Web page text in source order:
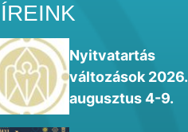
Nyitvatartás
változások 2026.
augusztus 4-9.